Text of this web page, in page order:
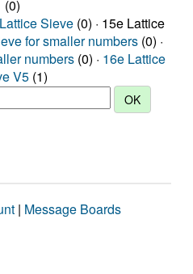
(0)
Sieve (0) · 15e Lattice
for smaller numbers (0) ·
numbers (0) · 16e Lattice
V5 (1)
| Message Boards